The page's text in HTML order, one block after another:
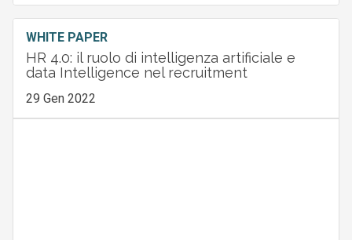
WHITE PAPER
HR 4.0: il ruolo di intelligenza artificiale e
data Intelligence nel recruitment
29 Gen 2022